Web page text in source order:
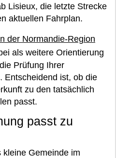
Lisieux, die letzte Strecke
aktuellen Fahrplan.
der Normandie-Region
als weitere Orientierung
Prüfung Ihrer
Entscheidend ist, ob die
zu den tatsächlich
passt.
passt zu
Gemeinde im